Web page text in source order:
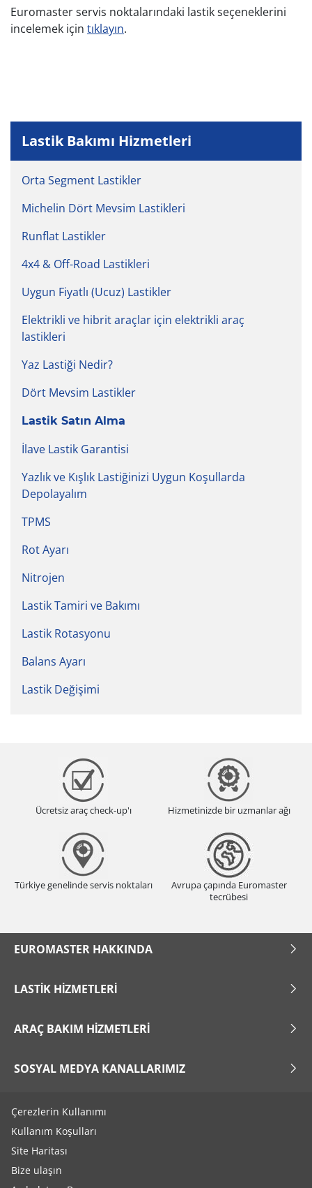
Euromaster servis noktalarındaki lastik seçeneklerini
incelemek için tıklayın.
Lastik Bakımı Hizmetleri
Orta Segment Lastikler
Michelin Dört Mevsim Lastikleri
Runflat Lastikler
4x4 & Off-Road Lastikleri
Uygun Fiyatlı (Ucuz) Lastikler
Elektrikli ve hibrit araçlar için elektrikli araç
lastikleri
Yaz Lastiği Nedir?
Dört Mevsim Lastikler
Lastik Satın Alma
İlave Lastik Garantisi
Yazlık ve Kışlık Lastiğinizi Uygun Koşullarda
Depolayalım
TPMS
Rot Ayarı
Nitrojen
Lastik Tamiri ve Bakımı
Lastik Rotasyonu
Balans Ayarı
Lastik Değişimi
Ücretsiz araç check-up'ı Hizmetinizde bir uzmanlar ağı
Türkiye genelinde servis noktaları
Avrupa çapında Euromaster
tecrübesi
EUROMASTER HAKKINDA
LASTIK HIZMETLERI
ARAÇ BAKIM HIZMETLERI
SOSYAL MEDYA KANALLARIMIZ
Çerezlerin Kullanımı
Kullanım Koşulları
Site Haritası
Bize ulaşın